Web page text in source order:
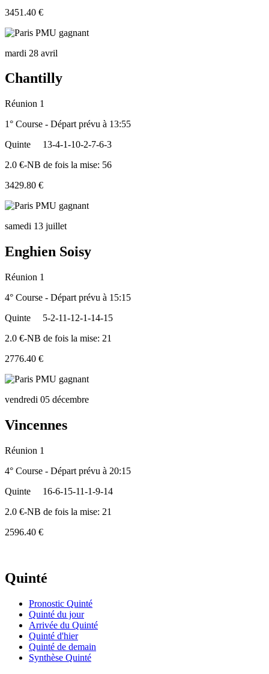
3451.40 €
mardi 28 avril
Chantilly
Réunion 1
1° Course - Départ prévu à 13:55
Quinte
13-4-1-10-2-7-6-3
2.0 €-NB de fois la mise: 56
3429.80 €
samedi 13 juillet
Enghien Soisy
Réunion 1
4° Course - Départ prévu à 15:15
Quinte
5-2-11-12-1-14-15
2.0 €-NB de fois la mise: 21
2776.40 €
vendredi 05 décembre
Vincennes
Réunion 1
4° Course - Départ prévu à 20:15
Quinte
16-6-15-11-1-9-14
2.0 €-NB de fois la mise: 21
2596.40 €
Quinté
Pronostic Quinté
Quinté du jour
Arrivée du Quinté
Quinté d'hier
Quinté de demain
Synthèse Quinté